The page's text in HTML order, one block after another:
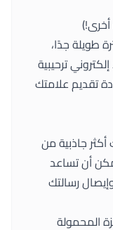
طويلة جدًا،
ترحيبية
تقديم علامتك
أكثر جاذبية من
أن تساعد
رسالتك